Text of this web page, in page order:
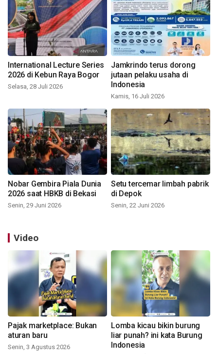
International Lecture Series
2026 di Kebun Raya Bogor
Selasa, 28 Juli 2026
Jamkrindo terus dorong
jutaan pelaku usaha di
Indonesia
Kamis, 16 Juli 2026
Nobar Gembira Piala Dunia
2026 saat HBKB di Bekasi
Senin, 29 Juni 2026
Setu tercemar limbah pabrik
di Depok
Senin, 22 Juni 2026
Video
Pajak marketplace: Bukan
aturan baru
Senin, 3 Agustus 2026
Lomba kicau bikin burung
liar punah? ini kata Burung
Indonesia